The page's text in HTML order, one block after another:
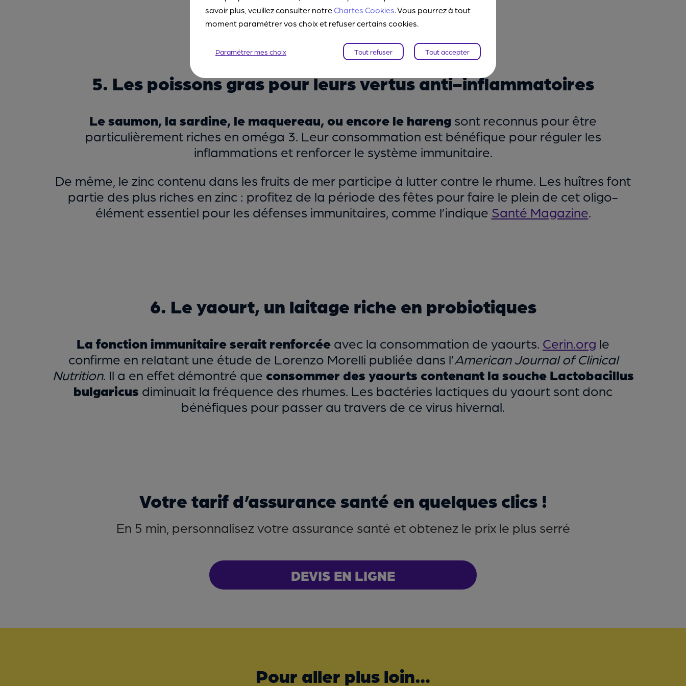
5. Les poissons gras pour leurs vertus anti-inflammatoires
Le saumon, la sardine, le maquereau, ou encore le hareng sont reconnus pour être
particulièrement riches en oméga 3. Leur consommation est bénéfique pour réguler les
inflammations et renforcer le système immunitaire.
De même, le zinc contenu dans les fruits de mer participe à lutter contre le rhume. Les huîtres font
partie des plus riches en zinc : profitez de la période des fêtes pour faire le plein de cet oligo-
élément essentiel pour les défenses immunitaires, comme l’indique Santé Magazine.
6. Le yaourt, un laitage riche en probiotiques
La fonction immunitaire serait renforcée avec la consommation de yaourts. Cerin.org le
confirme en relatant une étude de Lorenzo Morelli publiée dans l’American Journal of Clinical
Nutrition. Il a en effet démontré que consommer des yaourts contenant la souche Lactobacillus
bulgaricus diminuait la fréquence des rhumes. Les bactéries lactiques du yaourt sont donc
bénéfiques pour passer au travers de ce virus hivernal.
Votre tarif d’assurance santé en quelques clics !
En 5 min, personnalisez votre assurance santé et obtenez le prix le plus serré
DEVIS EN LIGNE
Pour aller plus loin…
savoir plus, veuillez consulter notreChartes Cookies. Vous pourrez à tout
moment paramétrer vos choix et refuser certains cookies.
Tout accepter
Tout refuser
Paramétrer mes choix